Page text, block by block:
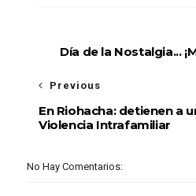
Día de la Nostalgia...
Previous
En Riohacha: detienen a
Violencia Intrafamiliar
No Hay Comentarios: